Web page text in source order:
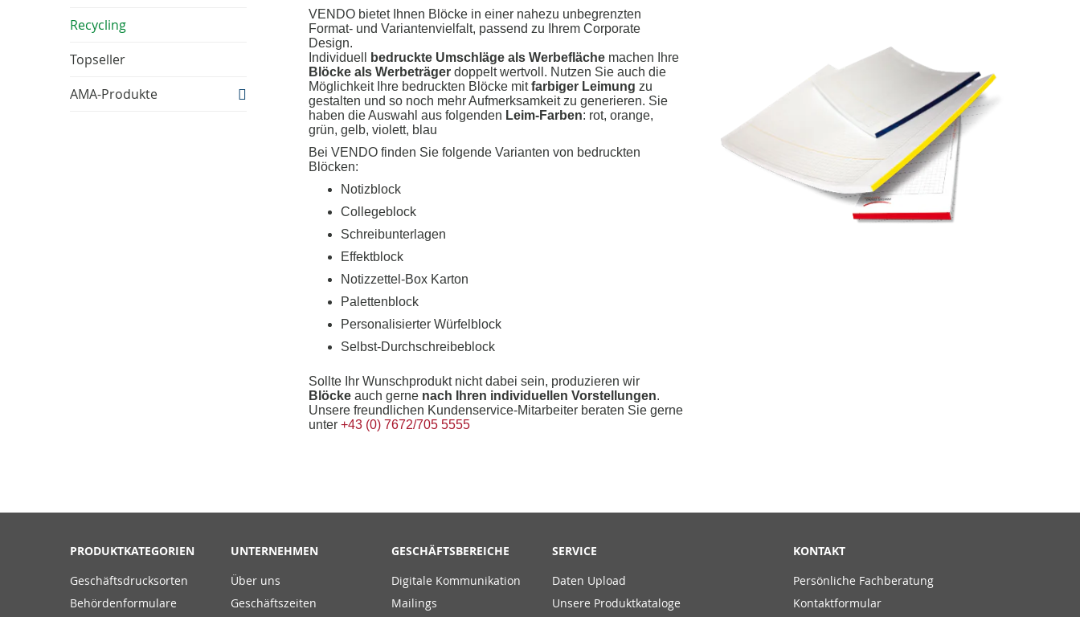
VENDO bietet Ihnen Blöcke in einer nahezu unbegrenzten
Format- und Variantenvielfalt, passend zu Ihrem Corporate
Design.
Individuell
bedruckte Umschläge als Werbefläche machen Ihre
Blöcke als Werbeträger doppelt wertvoll. Nutzen Sie auch die
Möglichkeit Ihre bedruckten Blöcke mitfarbiger Leimung zu
gestalten und so noch mehr Aufmerksamkeit zu generieren. Sie
haben die Auswahl aus folgenden Leim-Farben: rot, orange,
grün, gelb, violett, blau
Bei VENDO finden Sie folgende Varianten von bedruckten
Blöcken:
Notizblock
Collegeblock
Schreibunterlagen
Effektblock
Notizzettel-Box Karton
Palettenblock
Personalisierter Würfelblock
Selbst-Durchschreibeblock
Sollte Ihr Wunschprodukt nicht dabei sein, produzieren wir
Blöcke auch gerne nach Ihren individuellen Vorstellungen.
Unsere freundlichen Kundenservice-Mitarbeiter beraten Sie gerne
unter+43 (0) 7672/705 5555
Recycling
Topseller
AMA-Produkte
PRODUKTKATEGORIEN
Geschäftsdrucksorten
Behördenformulare
UNTERNEHMEN
Über uns
Geschäftszeiten
GESCHÄFTSBEREICHE
Digitale Kommunikation
Mailings
SERVICE
Daten Upload
Unsere Produktkataloge
KONTAKT
Persönliche Fachberatung
Kontaktformular